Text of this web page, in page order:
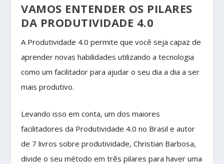
VAMOS ENTENDER OS PILARES
DA PRODUTIVIDADE 4.0
A Produtividade 4.0 permite que você seja capaz de
aprender novas habilidades utilizando a tecnologia
como um facilitador para ajudar o seu dia a dia a ser
mais produtivo.
Levando isso em conta, um dos maiores
facilitadores da Produtividade 4.0 no Brasil e autor
de 7 livros sobre produtividade, Christian Barbosa,
divide o seu método em três pilares para haver uma